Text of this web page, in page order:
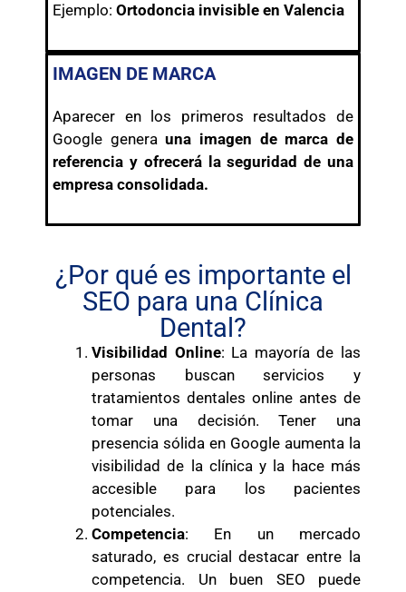
Ejemplo: Ortodoncia invisible en Valencia
IMAGEN DE MARCA
Aparecer en los primeros resultados de
Google generauna imagen de marca de
referencia y ofrecerá la seguridad de una
empresa consolidada.
¿Por qué es importante el
SEO para una Clínica
Dental?
Visibilidad Online: La mayoría de las
personas buscan servicios y
tratamientos dentales online antes de
tomar una decisión. Tener una
presencia sólida en Google aumenta la
visibilidad de la clínica y la hace más
accesible para los pacientes
potenciales.
Competencia: En un mercado
saturado, es crucial destacar entre la
competencia. Un buen SEO puede